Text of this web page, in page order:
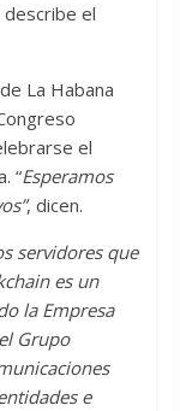
describe el
La Habana
el
“Esperamos
, dicen.
servidores que
es un
la Empresa
Grupo
e